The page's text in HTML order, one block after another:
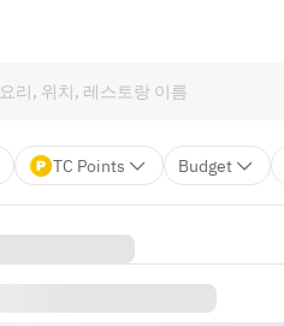
TC Points Budget